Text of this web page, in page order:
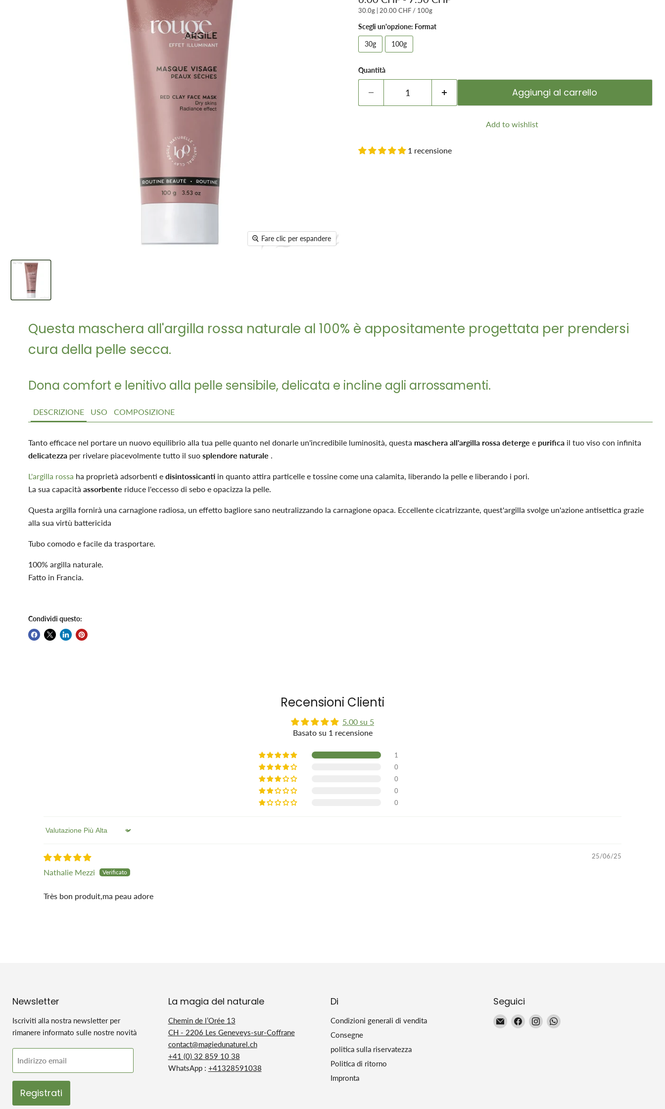
Fare clic per espandere
30.0g| 20.00 CHF/ 100g
Scegli un'opzione: Format
30g 100g
Quantità
Aggiungi al carrello
Add to wishlist
1 recensione
Questa maschera all'argilla rossa naturale al 100% è appositamente progettata per prendersi
cura della pelle secca.
Dona comfort e lenitivo alla pelle sensibile, delicata e incline agli arrossamenti.
DESCRIZIONE USO COMPOSIZIONE
Tanto efficace nel portare un nuovo equilibrio alla tua pelle quanto nel donarle un'incredibile luminosità, questa maschera all'argilla rossa deterge e purifica il tuo viso con infinita
delicatezza per rivelare piacevolmente tutto il suosplendore naturale .
L'argilla rossa ha proprietà adsorbenti edisintossicanti in quanto attira particelle e tossine come una calamita, liberando la pelle e liberando i pori.
La sua capacitàassorbente riduce l'eccesso di sebo e opacizza la pelle.
Questa argilla fornirà una carnagione radiosa, un effetto bagliore sano neutralizzando la carnagione opaca. Eccellente cicatrizzante, quest'argilla svolge un'azione antisettica grazie
alla sua virtù battericida
Tubo comodo e facile da trasportare.
100% argilla naturale.
Fatto in Francia.
Condividi questo:
Recensioni Clienti
5.00 su 5
Basato su 1 recensione
1
0
0
0
0
Sort by
25/06/25
Nathalie Mezzi
Très bon produit,ma peau adore
Newsletter
Iscriviti alla nostra newsletter per
rimanere informato sulle nostre novità
Indirizzo email
Registrati
La magia del naturale
Chemin de l’Orée 13
CH - 2206 Les Geneveys-sur-Coffrane
contact@magiedunaturel.ch
+41 (0) 32 859 10 38
WhatsApp : +41328591038
Di
Condizioni generali di vendita
Consegne
politica sulla riservatezza
Politica di ritorno
Impronta
Seguici
EmailTrovaciTrovaciTrovaci